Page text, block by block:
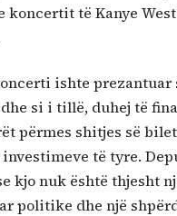
të Kanye
ishte prezantuar
si i tillë, duhej të
përmes shitjes së
investimeve të tyre.
kjo nuk është thjesht
politike dhe një